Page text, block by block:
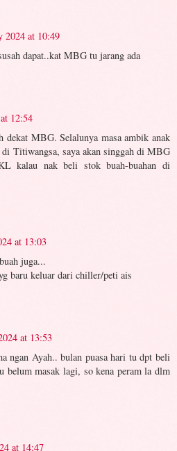
2024 at 10:49
dapat..kat MBG tu jarang ada
12:54
dekat MBG. Selalunya masa ambik anak
Titiwangsa, saya akan singgah di MBG
kalau nak beli stok buah-buahan di
at 13:03
juga...
baru keluar dari chiller/peti ais
at 13:53
ngan Ayah.. bulan puasa hari tu dpt beli
belum masak lagi, so kena peram la dlm
at 14:47